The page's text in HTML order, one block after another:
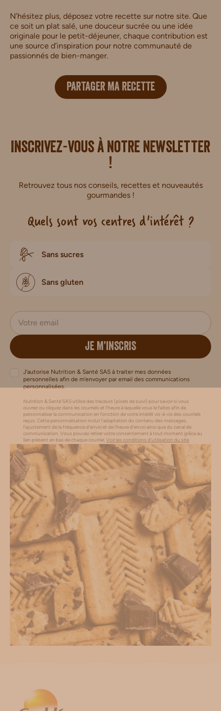
N’hésitez plus, déposez votre recette sur notre site. Que
ce soit un plat salé, une douceur sucrée ou une idée
originale pour le petit-déjeuner, chaque contribution est
une source d’inspiration pour notre communauté de
passionnés de bien-manger.
PARTAGER MA RECETTE
Inscrivez-vous à notre newsletter
!
Retrouvez tous nos conseils, recettes et nouveautés
gourmandes !
Quels sont vos centres d'intérêt ?
Sans sucres
Sans gluten
JE M’INSCRIS
J’autorise Nutrition & Santé SAS à traiter mes données
personnelles afin de m’envoyer par email des communications
personnalisées.
Nutrition & Santé SAS utilise des traceurs (pixels de suivi) pour savoir si vous
ouvrez ou cliquez dans les courriels et l’heure à laquelle vous le faites afin de
personnaliser la communication en fonction de votre intérêt vis-à-vis des courriels
reçus. Cette personnalisation inclut l’adaptation du contenu des messages,
l'ajustement de la fréquence d’envoi et de l’heure d’envoi ainsi que du canal de
communication. Vous pouvez retirer votre consentement à tout moment grâce au
lien présent en bas de chaque courriel.Voir les conditions d'utilisation du site